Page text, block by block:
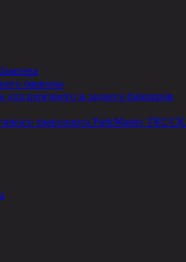
бампера
переднего и заднего бамперов
транспорта ParkMaster TRUCK